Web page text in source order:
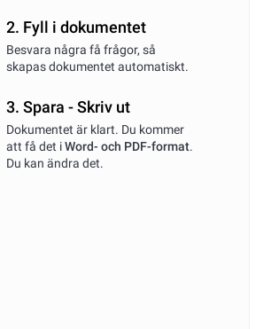
2. Fyll i dokumentet
Besvara några få frågor, så
skapas dokumentet automatiskt.
3. Spara - Skriv ut
Dokumentet är klart. Du kommer
att få det iWord- och PDF-format.
Du kan ändra det.